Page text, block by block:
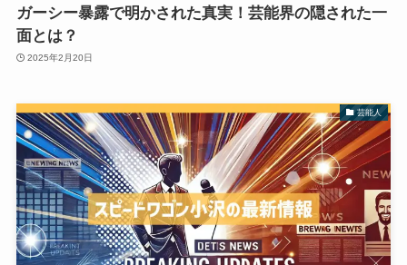
ガーシー暴露で明かされた真実！芸能界の隠された一
面とは？
2025年2月20日
芸能人